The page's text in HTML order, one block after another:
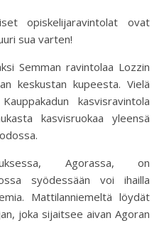
sua varten!
Semman ravintolaa Lozzin
keskustan kupeesta. Vielä
kasvisravintola
kasvisruokaa yleensä
Agorassa, on
syödessään voi ihailla
Mattilanniemeltä löydät
joka sijaitsee aivan Agoran